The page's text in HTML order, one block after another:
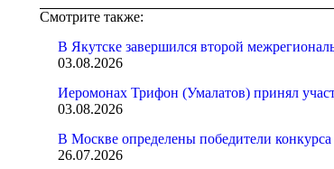
Смотрите также:
В Якутске завершился второй
03.08.2026
Иеромонах Трифон (Умалатов) принял
03.08.2026
В Москве определены победители
26.07.2026